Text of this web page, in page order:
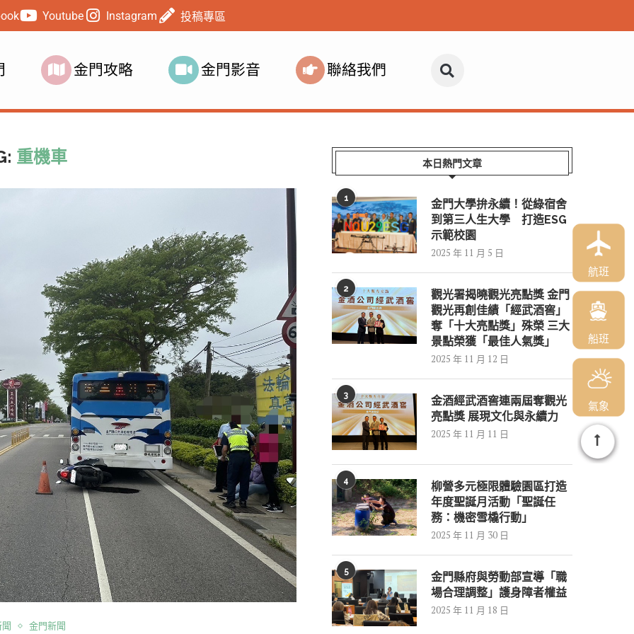
Youtube Instagram 投稿專區
金門攻略 金門影音 聯絡我們
重機車
金門新聞
本日熱門文章
1
金門大學拚永續！從綠宿舍
到第三人生大學 打造ESG
示範校園
2025 年 11 月 5 日
2
觀光署揭曉觀光亮點獎 金門
觀光再創佳績「經武酒窖」
奪「十大亮點獎」殊榮 三大
景點榮獲「最佳人氣獎」
2025 年 11 月 12 日
3
金酒經武酒窖連兩屆奪觀光
亮點獎 展現文化與永續力
2025 年 11 月 11 日
4
柳營多元極限體驗園區打造
年度聖誕月活動「聖誕任
務：機密雪橇行動」
2025 年 11 月 30 日
5
金門縣府與勞動部宣導「職
場合理調整」護身障者權益
2025 年 11 月 18 日
航班
船班
氣象